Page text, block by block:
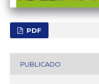
PDF
PUBLICADO